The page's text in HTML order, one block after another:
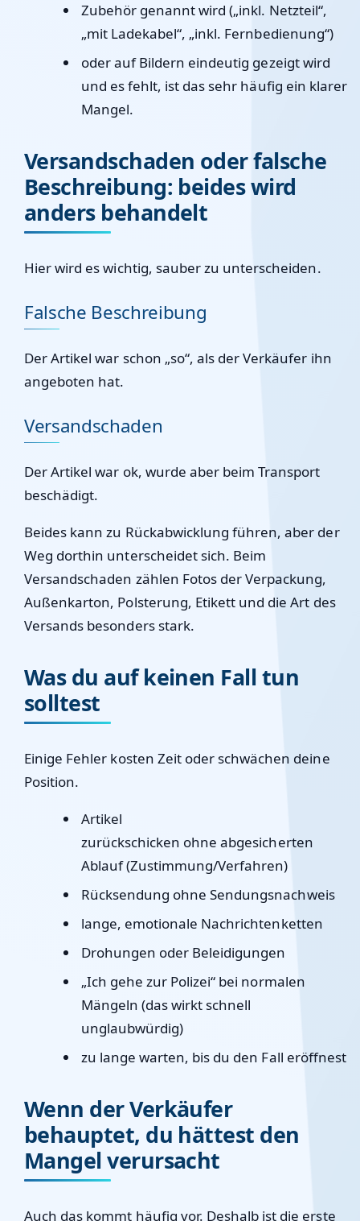
Zubehör genannt wird („inkl. Netzteil“,
„mit Ladekabel“, „inkl. Fernbedienung“)
oder auf Bildern eindeutig gezeigt wird
und es fehlt, ist das sehr häufig ein klarer
Mangel.
Versandschaden oder falsche
Beschreibung: beides wird
anders behandelt
Hier wird es wichtig, sauber zu unterscheiden.
Falsche Beschreibung
Der Artikel war schon „so“, als der Verkäufer ihn
angeboten hat.
Versandschaden
Der Artikel war ok, wurde aber beim Transport
beschädigt.
Beides kann zu Rückabwicklung führen, aber der
Weg dorthin unterscheidet sich. Beim
Versandschaden zählen Fotos der Verpackung,
Außenkarton, Polsterung, Etikett und die Art des
Versands besonders stark.
Was du auf keinen Fall tun
solltest
Einige Fehler kosten Zeit oder schwächen deine
Position.
Artikel
zurückschicken ohne abgesicherten
Ablauf (Zustimmung/Verfahren)
Rücksendung ohne Sendungsnachweis
lange, emotionale Nachrichtenketten
Drohungen oder Beleidigungen
„Ich gehe zur Polizei“ bei normalen
Mängeln (das wirkt schnell
unglaubwürdig)
zu lange warten, bis du den Fall eröffnest
Wenn der Verkäufer
behauptet, du hättest den
Mangel verursacht
Auch das kommt häufig vor. Deshalb ist die erste